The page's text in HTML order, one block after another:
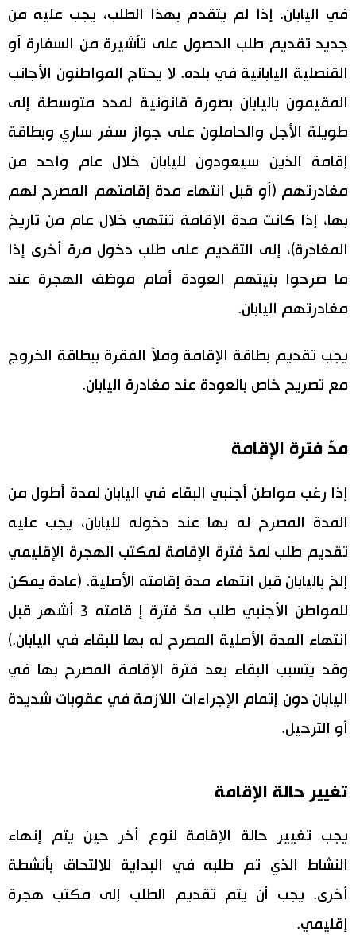
في اليابان. إذا لم يتقدم بهذا الطلب، يجب عليه من
جديد تقديم طلب الحصول على تأشيرة من السفارة أو
القنصلية اليابانية في بلده. لا يحتاج المواطنون الأجانب
المقيمون باليابان بصورة قانونية لمدد متوسطة إلى
طويلة الأجل والحاملون على جواز سفر ساري وبطاقة
إقامة الذين سيعودون لليابان خلال عام واحد من
مغادرتهم (أو قبل انتهاء مدة إقامتهم المصرح لهم
بها، إذا كانت مدة الإقامة تنتهي خلال عام من تاريخ
المغادرة)، إلى التقديم على طلب دخول مرة أخرى إذا
ما صرحوا بنيتهم العودة أمام موظف الهجرة عند
مغادرتهم اليابان.
يجب تقديم بطاقة الإقامة وملأ الفقرة ببطاقة الخروج
مع تصريح خاص بالعودة عند مغادرة اليابان.
مدّ فترة الإقامة
إذا رغب مواطن أجنبي البقاء في اليابان لمدة أطول من
المدة المصرح له بها عند دخوله لليابان، يجب عليه
تقديم طلب لمدّ فترة الإقامة لمكتب الهجرة الإقليمي
إلخ باليابان قبل انتهاء مدة إقامته الأصلية. (عادة يمكن
للمواطن الأجنبي طلب مدّ فترة إ قامته 3 أشهر قبل
انتهاء المدة الأصلية المصرح له بها للبقاء في اليابان.)
وقد يتسبب البقاء بعد فترة الإقامة المصرح بها في
اليابان دون إتمام الإجراءات اللازمة في عقوبات شديدة
أو الترحيل.
تغيير حالة الإقامة
يجب تغيير حالة الإقامة لنوع أخر حين يتم إنهاء
النشاط الذي تم طلبه في البداية للالتحاق بأنشطة
أخرى. يجب أن يتم تقديم الطلب إلى مكتب هجرة
إقليمي.